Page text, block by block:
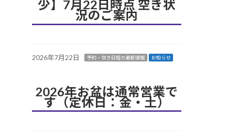
少】7月22日時点 空き状
況のご案内
2026年7月22日 予約・空き日程の最新情報 お知らせ
2026年お盆は通常営業で
す（定休日：金・土）